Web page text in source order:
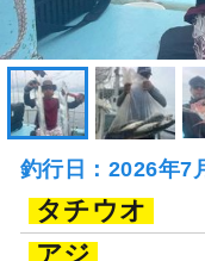
釣行日：2026年7
タチウオ
アジ